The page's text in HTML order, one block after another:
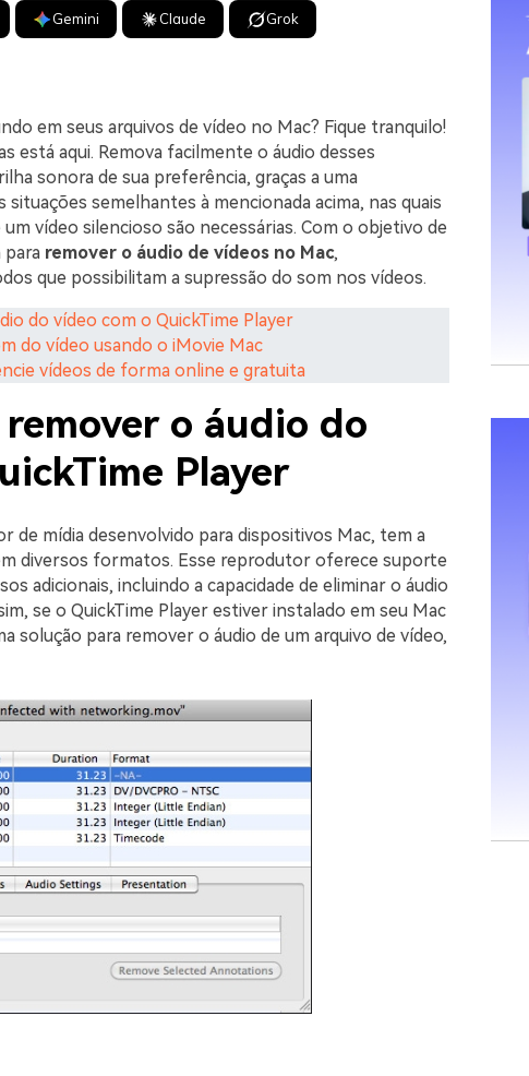
Gemini Claude Grok
em seus arquivos de vídeo no Mac? Fique tranquilo!
está aqui. Remova facilmente o áudio desses
sonora de sua preferência, graças a uma
semelhantes à mencionada acima, nas quais
vídeo silencioso são necessárias. Com o objetivo de
para remover o áudio de vídeos no Mac,
que possibilitam a supressão do som nos vídeos.
do vídeo com o QuickTime Player
do vídeo usando o iMovie Mac
vídeos de forma online e gratuita
o áudio do
Player
de mídia desenvolvido para dispositivos Mac, tem a
diversos formatos. Esse reprodutor oferece suporte
adicionais, incluindo a capacidade de eliminar o áudio
se o QuickTime Player estiver instalado em seu Mac
solução para remover o áudio de um arquivo de vídeo,